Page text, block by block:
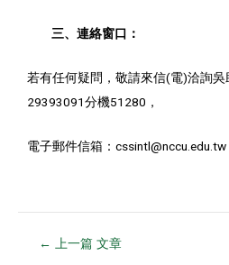
三、連絡窗口：
若有任何疑問，敬請來信(電)洽詢吳
29393091分機51280，
電子郵件信箱：cssintl@nccu.edu.tw
← 上一篇 文章